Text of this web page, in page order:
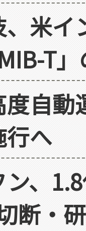
米イ
T
度自
行へ
、
断・